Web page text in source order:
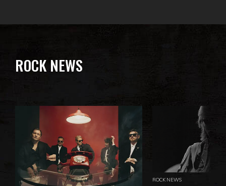
ROCK NEWS
ROCK NEWS